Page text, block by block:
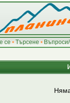
се • Търсене •